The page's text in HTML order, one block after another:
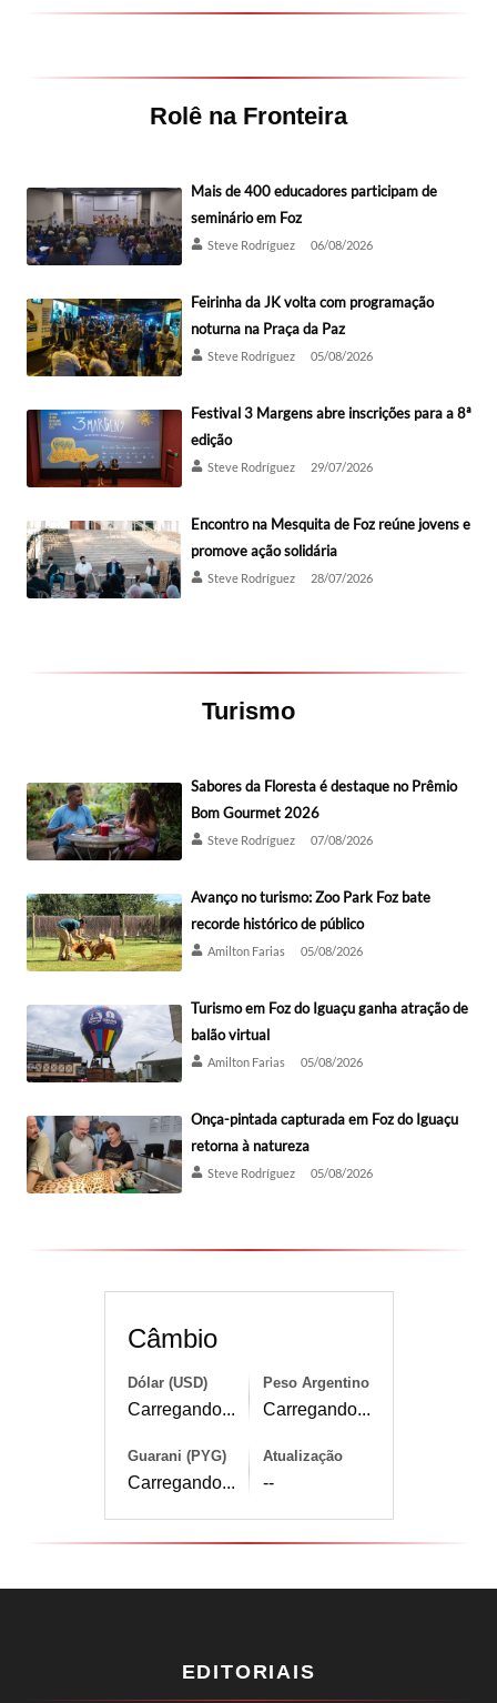
Rolê na Fronteira
Mais de 400 educadores participam de
seminário em Foz
Steve Rodríguez 06/08/2026
Feirinha da JK volta com programação
noturna na Praça da Paz
Steve Rodríguez 05/08/2026
Festival 3 Margens abre inscrições para a 8ª
edição
Steve Rodríguez 29/07/2026
Encontro na Mesquita de Foz reúne jovens e
promove ação solidária
Steve Rodríguez 28/07/2026
Turismo
Sabores da Floresta é destaque no Prêmio
Bom Gourmet 2026
Steve Rodríguez 07/08/2026
Avanço no turismo: Zoo Park Foz bate
recorde histórico de público
Amilton Farias 05/08/2026
Turismo em Foz do Iguaçu ganha atração de
balão virtual
Amilton Farias 05/08/2026
Onça-pintada capturada em Foz do Iguaçu
retorna à natureza
Steve Rodríguez 05/08/2026
Câmbio
Dólar (USD)
Carregando...
Peso Argentino
Carregando...
Guarani (PYG)
Carregando...
Atualização
--
EDITORIAIS